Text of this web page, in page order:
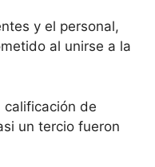
y el personal,
al unirse a la
calificación de
un tercio fueron